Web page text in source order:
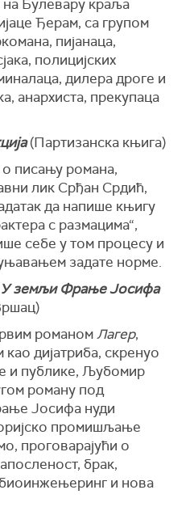
Булевару краља
Ђерам, са групом
пијанаца,
полицијских
дилера дроге и
анархиста, прекупаца
(Партизанска књига)
писању романа,
лик Срђан Срдић,
да напише књигу
с размацима“,
себе у том процесу и
задате норме.
У земљи Фрање Јосифа
романомЛагер,
дијатриба, скренуо
и публике, Љубомир
роману под
Јосифа нуди
промишљање
проговарајући о
брак,
и нова